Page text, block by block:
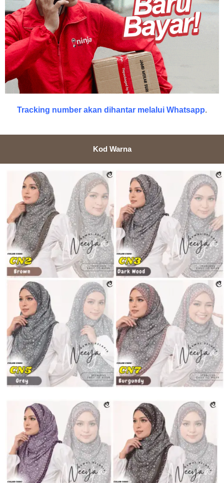
Tracking number akan dihantar melalui Whatsapp.
Kod Warna